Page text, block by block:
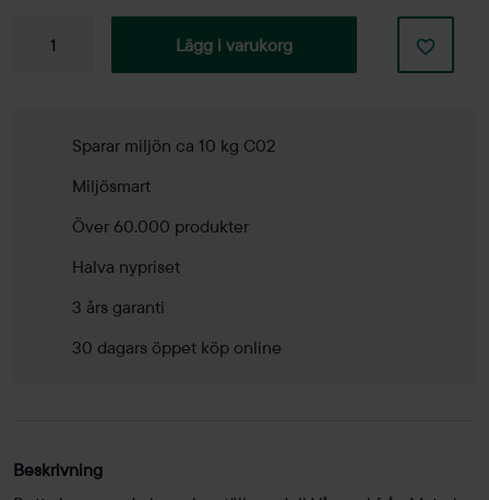
Broschyrställ
Lägg i varukorg
Sparar miljön ca 10 kg C02
Miljösmart
Över 60.000 produkter
Halva nypriset
3 års garanti
30 dagars öppet köp online
Beskrivning